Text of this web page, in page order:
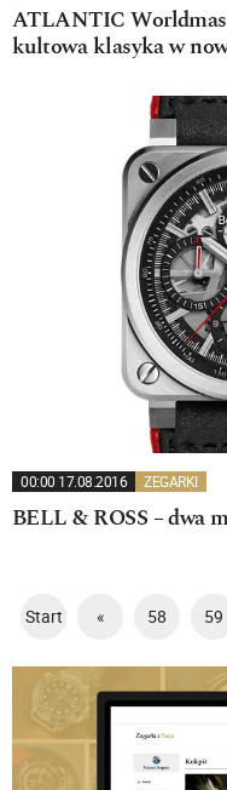
ATLANTIC
kultowa klasyka w
00:00 17.08.2016 ZEGARKI
BELL & ROSS – dwa
Start « 58 59